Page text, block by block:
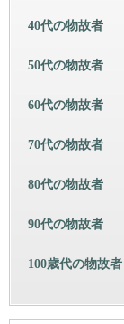
40代の物故者
50代の物故者
60代の物故者
70代の物故者
80代の物故者
90代の物故者
100歳代の物故者